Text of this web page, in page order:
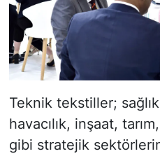
Teknik tekstiller;
havacılık, inşaat,
gibi stratejik